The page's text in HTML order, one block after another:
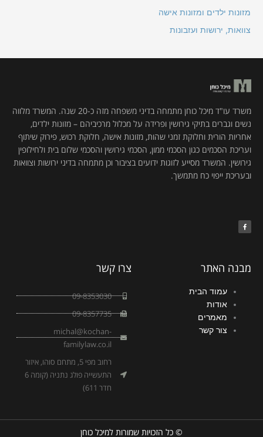
מזונות ילדים ומזונות אישה
צוואות, ירושות ועזבונות
משרד עו"ד מיכל כוחן מתמחה בדיני משפחה מזה כ-20 שנה. המשרד מלווה
נשים וגברים בתיקי גירושין ופרידה על מכלול מרכיביהם – מזונות ילדים,
אחריות הורית וחלוקת זמני שהות, מזונות אישה, חלוקת רכוש, פירוק שיתוף
ועריכת הסכמים כגון הסכמי ממון, הסכמי גירושין והסכמי שלום בית ולחילופין
גירושין. המשרד מסייע לזוגות ידועים בציבור וכן מתמחה בדיני ירושות וצוואות
ובעריכת ייפוי כח מתמשך.
c
e
b
מבנה האתר
עמוד הבית
אודות
מאמרים
צור קשר
צרו קשר
09-8353030
09-8357735
michal@kochan-
familylaw.co.il
רחוב מפי 5, מתחם סוהו, איזור
התעשייה פולג נתניה (קומה 6
חדר 611)
© כל הזכויות שמורות למיכל כוחן